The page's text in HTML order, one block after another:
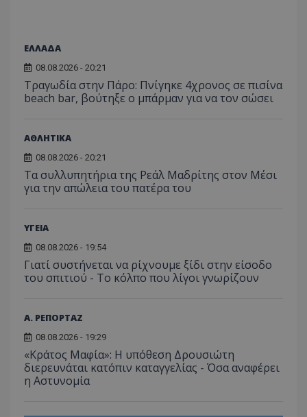
ΕΛΛΑΔΑ
08.08.2026 - 20:21
Τραγωδία στην Πάρο: Πνίγηκε 4χρονος σε πισίνα
beach bar, βούτηξε ο μπάρμαν για να τον σώσει
ΑΘΛΗΤΙΚΑ
08.08.2026 - 20:21
Τα συλλυπητήρια της Ρεάλ Μαδρίτης στον Μέσι
για την απώλεια του πατέρα του
ΥΓΕΙΑ
08.08.2026 - 19:54
Γιατί συστήνεται να ρίχνουμε ξίδι στην είσοδο
του σπιτιού - Το κόλπο που λίγοι γνωρίζουν
Α. ΡΕΠΟΡΤΑΖ
08.08.2026 - 19:29
«Κράτος Μαφία»: Η υπόθεση Δρουσιώτη
διερευνάται κατόπιν καταγγελίας - Όσα αναφέρει
η Αστυνομία